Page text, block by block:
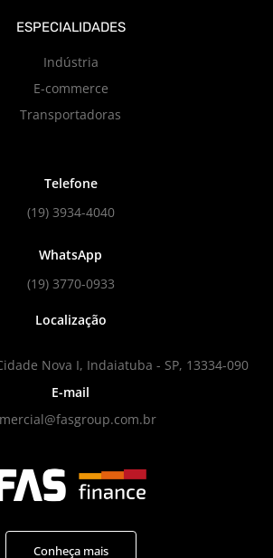
ESPECIALIDADES
Indústria
E-commerce
Transportadoras
Telefone
(19) 3934-4040
WhatsApp
(19) 3770-0933
Localização
Nova I, Indaiatuba - SP, 13334-090
E-mail
Conheça mais